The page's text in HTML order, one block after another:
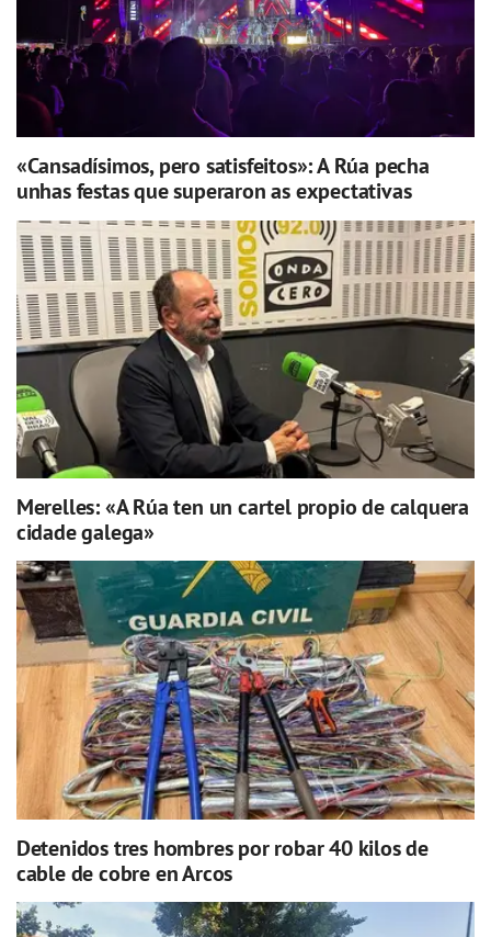
«Cansadísimos, pero satisfeitos»: A Rúa pecha
unhas festas que superaron as expectativas
Merelles: «A Rúa ten un cartel propio de calquera
cidade galega»
Detenidos tres hombres por robar 40 kilos de
cable de cobre en Arcos